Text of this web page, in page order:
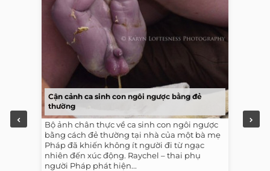
Cận cảnh ca sinh con ngôi ngược bằng đẻ
thường
Bộ ảnh chân thực về ca sinh con ngôi ngược
bằng cách đẻ thường tại nhà của một bà mẹ
Pháp đã khiến không ít người đi từ ngạc
nhiên đến xúc động. Raychel – thai phụ
người Pháp phát hiện...